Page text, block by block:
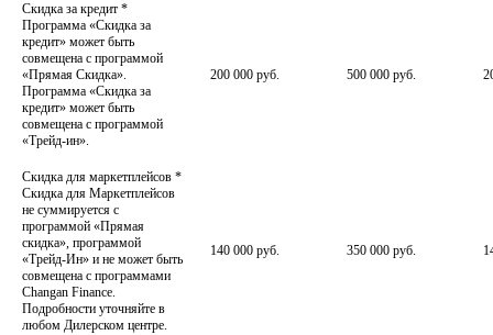
Скидка за кредит *
Программа «Скидка за
кредит» может быть
совмещена с программой
«Прямая Скидка».
Программа «Скидка за
кредит» может быть
совмещена с программой
«Трейд-ин».
200 000 руб. 500 000 руб.
Скидка для маркетплейсов *
Скидка для Маркетплейсов
не суммируется с
программой «Прямая
скидка», программой
«Трейд-Ин» и не может быть
совмещена с программами
Changan Finance.
Подробности уточняйте в
любом Дилерском центре.
140 000 руб. 350 000 руб.